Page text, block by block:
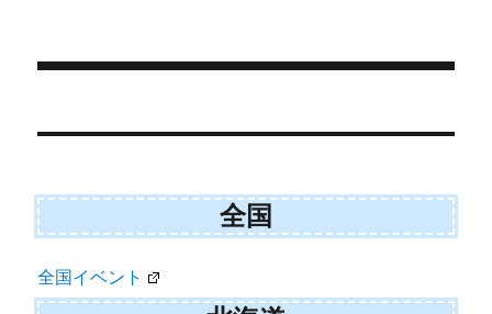
稿
ナ
ビ
ゲ
全国
全国イベント